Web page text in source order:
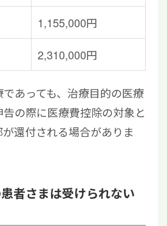
1,155,000円
2,310,000円
あっても、治療目的の医療
の際に医療費控除の対象と
還付される場合がありま
者さまは受けられない